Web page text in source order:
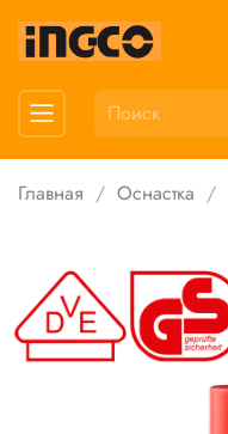
Главная Оснастка